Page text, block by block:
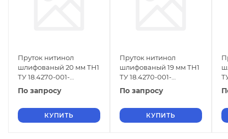
Пруток нитинол
шлифованый 20 мм ТН1
ТУ 18.4270-001-
16980791-2013
По запросу
КУПИТЬ
Пруток нитинол
шлифованый 19 мм ТН1
ТУ 18.4270-001-
16980791-2013
По запросу
КУПИТЬ